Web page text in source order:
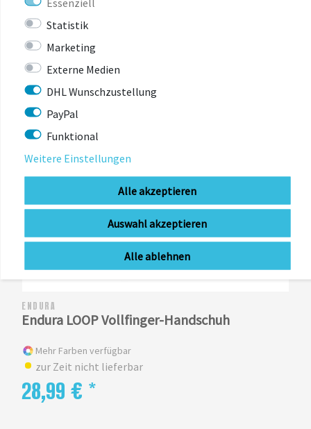
ENDURA
Endura LOOP Vollfinger-Handschuh
Mehr Farben verfügbar
zur Zeit nicht lieferbar
28,99 € *
Statistik
Marketing
Externe Medien
DHL Wunschzustellung
PayPal
Funktional
Weitere Einstellungen
Alle akzeptieren
Auswahl akzeptieren
Alle ablehnen